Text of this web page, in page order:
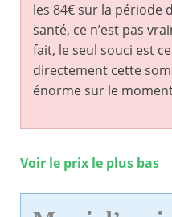
les 84€ sur la période
santé, ce n’est pas
fait, le seul souci est
directement cette
énorme sur le
Voir le prix le plus bas